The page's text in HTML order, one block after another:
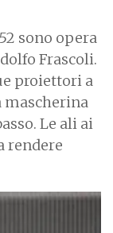
sono opera
Frascoli.
proiettori a
mascherina
Le ali ai
rendere